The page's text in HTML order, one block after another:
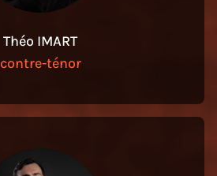
Théo IMART
contre-ténor